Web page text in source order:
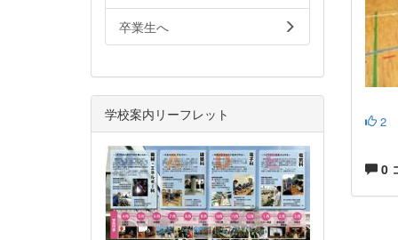
2
0
卒業生へ
学校案内リーフレット